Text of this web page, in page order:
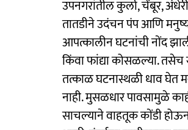
उपनगरांतील कुर्ला, चेंबूर,
तातडीने उदंचन पंप आणि
आपत्कालीन घटनांची नोंद
किंवा फांद्या कोसळल्या.
तत्काळ घटनास्थळी धाव घेत
नाही. मुसळधार पावसामुळे
साचल्याने वाहतूक कोंडी